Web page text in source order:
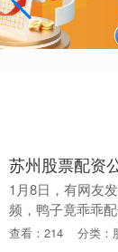
1月8日，有网友
频，鸭子竟乖乖
资公司，宠物鸭
查看：214 分类：